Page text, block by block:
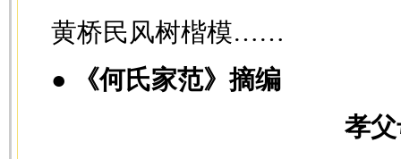
黄桥民风树楷模……
●
《何氏家范》摘编
孝